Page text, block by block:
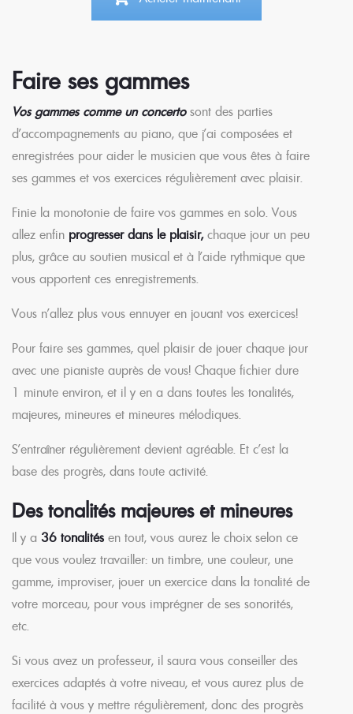
Faire ses gammes
Vos gammes comme un concertosont des parties
d’accompagnements au piano, que j’ai composées et
enregistrées pour aider le musicien que vous êtes à faire
ses gammes et vos exercices régulièrement avec plaisir.
Finie la monotonie de faire vos gammes en solo. Vous
allez enfin progresser dans le plaisir,chaque jour un peu
plus, grâce au soutien musical et à l’aide rythmique que
vous apportent ces enregistrements.
Vous n’allez plus vous ennuyer en jouant vos exercices!
Pour faire ses gammes, quel plaisir de jouer chaque jour
avec une pianiste auprès de vous! Chaque fichier dure
1 minute environ, et il y en a dans toutes les tonalités,
majeures, mineures et mineures mélodiques.
S’entraîner régulièrement devient agréable. Et c’est la
base des progrès, dans toute activité.
Des tonalités majeures et mineures
Il y a 36 tonalités en tout, vous aurez le choix selon ce
que vous voulez travailler: un timbre, une couleur, une
gamme, improviser, jouer un exercice dans la tonalité de
votre morceau, pour vous imprégner de ses sonorités,
etc.
Si vous avez un professeur, il saura vous conseiller des
exercices adaptés à votre niveau, et vous aurez plus de
facilité à vous y mettre régulièrement, donc des progrès